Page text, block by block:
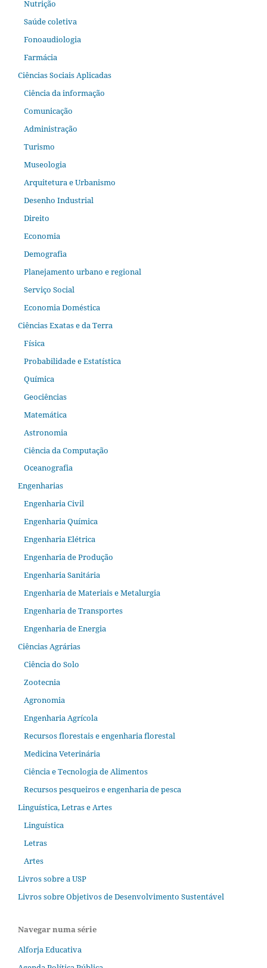
Nutrição
Saúde coletiva
Fonoaudiologia
Farmácia
Ciências Sociais Aplicadas
Ciência da informação
Comunicação
Administração
Turismo
Museologia
Arquitetura e Urbanismo
Desenho Industrial
Direito
Economia
Demografia
Planejamento urbano e regional
Serviço Social
Economia Doméstica
Ciências Exatas e da Terra
Física
Probabilidade e Estatística
Química
Geociências
Matemática
Astronomia
Ciência da Computação
Oceanografia
Engenharias
Engenharia Civil
Engenharia Química
Engenharia Elétrica
Engenharia de Produção
Engenharia Sanitária
Engenharia de Materiais e Metalurgia
Engenharia de Transportes
Engenharia de Energia
Ciências Agrárias
Ciência do Solo
Zootecnia
Agronomia
Engenharia Agrícola
Recursos florestais e engenharia florestal
Medicina Veterinária
Ciência e Tecnologia de Alimentos
Recursos pesqueiros e engenharia de pesca
Linguística, Letras e Artes
Linguística
Letras
Artes
Livros sobre a USP
Livros sobre Objetivos de Desenvolvimento Sustentável
Navegar numa série
Alforja Educativa